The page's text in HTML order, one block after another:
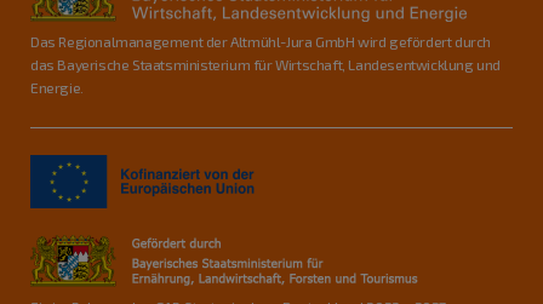
Das Regionalmanagement der Altmühl-Jura GmbH wird gefördert durch
das Bayerische Staatsministerium für Wirtschaft, Landesentwicklung und
Energie.